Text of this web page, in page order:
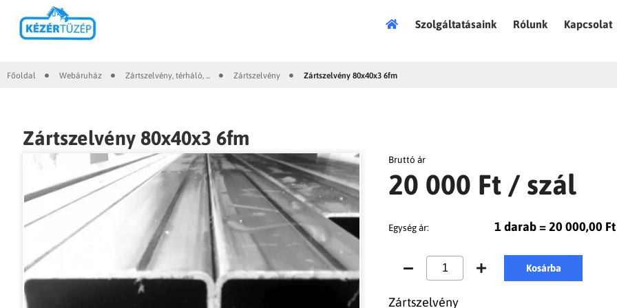
FőoldalSzolgáltatásaink Rólunk Kapcsolat
Főoldal Webáruház Zártszelvény, térháló, ... Zártszelvény Zártszelvény 80x40x3 6fm
Zártszelvény 80x40x3 6fm
Bruttó ár
20 000 Ft / szál
Egység ár: 1 darab = 20 000,00 Ft
Kosárba
Zártszelvény